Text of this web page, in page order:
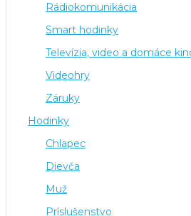
Rádiokomunikácia
Smart hodinky
Televízia, video a domáce
Videohry
Záruky
Hodinky
Chlapec
Dievča
Muž
Príslušenstvo